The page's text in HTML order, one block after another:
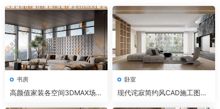
书房
高颜值家装各空间3DMAX场景
卧室
现代诧寂简约风CAD施工图+3